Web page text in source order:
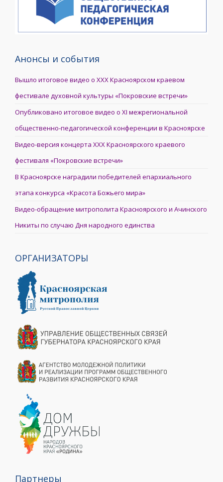
Анонсы и события
Вышло итоговое видео о XXX Красноярском краевом
фестивале духовной культуры «Покровские встречи»
Опубликовано итоговое видео о XI межрегиональной
общественно-педагогической конференции в Красноярске
Видео-версия концерта XXX Красноярского краевого
фестиваля «Покровские встречи»
В Красноярске наградили победителей епархиального
этапа конкурса «Красота Божьего мира»
Видео-обращение митрополита Красноярского и Ачинского
Никиты по случаю Дня народного единства
ОРГАНИЗАТОРЫ
Партнеры